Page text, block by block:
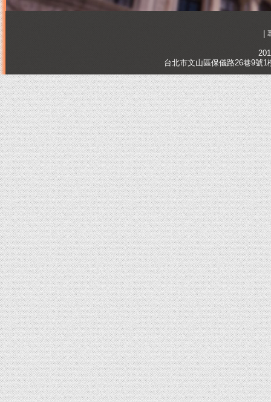
|
台北市文山區保儀路26巷9號1